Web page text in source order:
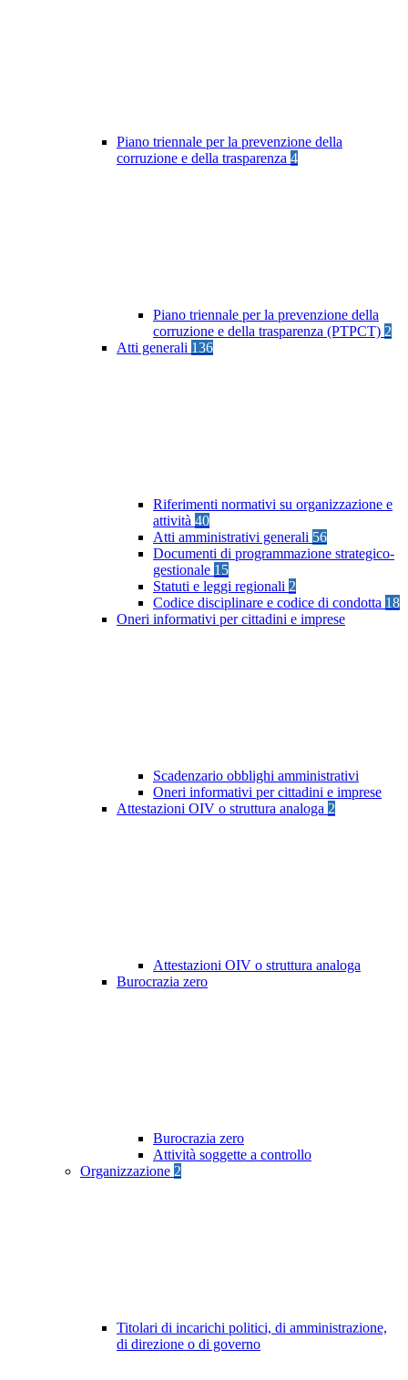
Piano triennale per la prevenzione della
corruzione e della trasparenza 4
Piano triennale per la prevenzione della
corruzione e della trasparenza (PTPCT) 2
Atti generali 136
Riferimenti normativi su organizzazione e
attività 40
Atti amministrativi generali 56
Documenti di programmazione strategico-
gestionale 15
Statuti e leggi regionali 2
Codice disciplinare e codice di condotta 18
Oneri informativi per cittadini e imprese
Scadenzario obblighi amministrativi
Oneri informativi per cittadini e imprese
Attestazioni OIV o struttura analoga 2
Attestazioni OIV o struttura analoga
Burocrazia zero
Burocrazia zero
Attività soggette a controllo
Organizzazione 2
Titolari di incarichi politici, di amministrazione,
di direzione o di governo